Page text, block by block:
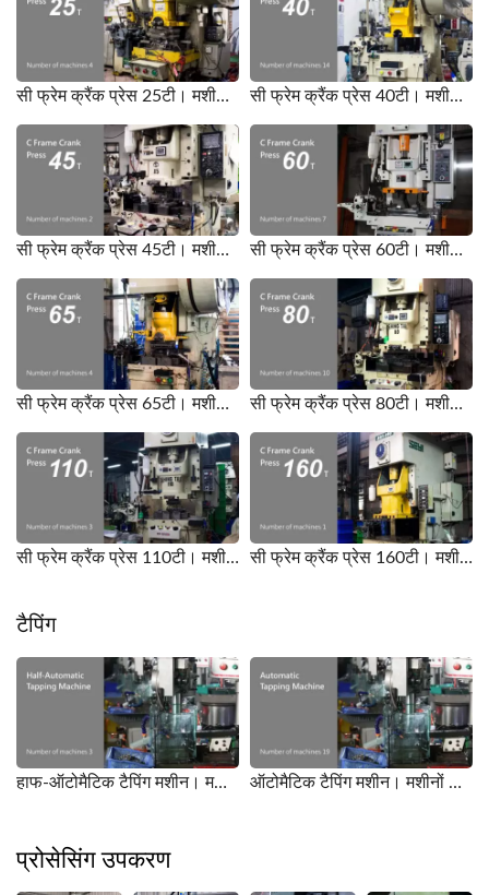
सी फ्रेम क्रैंक प्रेस 25टी। मशीनों की संख्या 4। सी फ्रेम क्रैंक प्रेस 40टी। मशीनों की संख्या 14।
सी फ्रेम क्रैंक प्रेस 45टी। मशीनों की संख्या 2। सी फ्रेम क्रैंक प्रेस 60टी। मशीनों की संख्या 7।
सी फ्रेम क्रैंक प्रेस 65टी। मशीनों की संख्या 4। सी फ्रेम क्रैंक प्रेस 80टी। मशीनों की संख्या 10।
सी फ्रेम क्रैंक प्रेस 110टी। मशीनों की संख्या 3। सी फ्रेम क्रैंक प्रेस 160टी। मशीनों की संख्या 1।
टैपिंग
हाफ-ऑटोमैटिक टैपिंग मशीन। मशीनों की संख्या 3। ऑटोमैटिक टैपिंग मशीन। मशीनों की संख्या 19।
प्रोसेसिंग उपकरण